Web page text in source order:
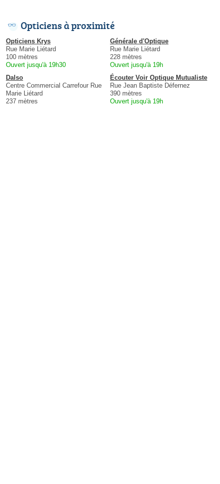
Opticiens à proximité
Opticiens Krys
Rue Marie Liétard
100 mètres
Ouvert jusqu'à 19h30
Générale d'Optique
Rue Marie Liétard
228 mètres
Ouvert jusqu'à 19h
Dalso
Centre Commercial Carrefour Rue
Marie Liétard
237 mètres
Écouter Voir Optique Mutualiste
Rue Jean Baptiste Défernez
390 mètres
Ouvert jusqu'à 19h